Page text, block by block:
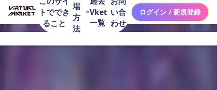
トででき
ること
場
方
法
Vket
一覧
い合
わせ
ログイン / 新規登録